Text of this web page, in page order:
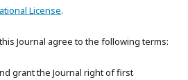
License.
Journal agree to the following terms:
grant the Journal right of first